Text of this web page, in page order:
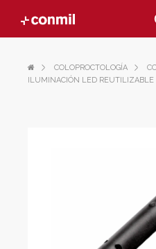
COLOPROCTOLOGÍA
ILUMINACIÓN LED REUTILIZABLE